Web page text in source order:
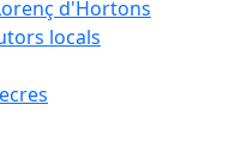
d'Hortons
locals